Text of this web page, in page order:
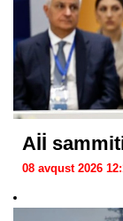
Aİİ
08 avqust 2026